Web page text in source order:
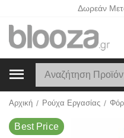
Δωρεάν
Αρχική / Ρούχα Εργασίας /